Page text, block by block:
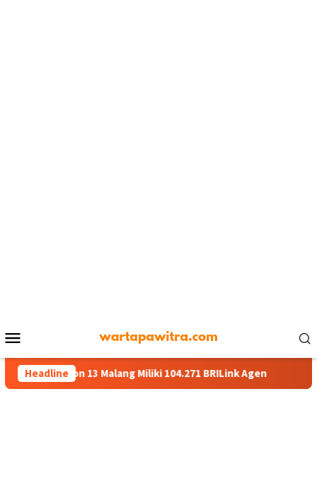
Mobile
Headline
13 Malang Miliki 104.271 BRILink Agen AgenBRILink